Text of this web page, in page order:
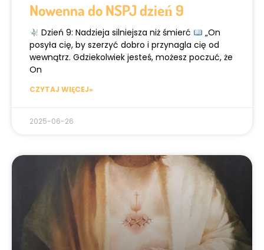
Nowenna do NSPJ dzień 9
Dzień 9: Nadzieja silniejsza niż śmierć
„On
posyła cię, by szerzyć dobro i przynagla cię od
wewnątrz. Gdziekolwiek jesteś, możesz poczuć, że
On
CZYTAJ WIĘCEJ»
2025-06-26